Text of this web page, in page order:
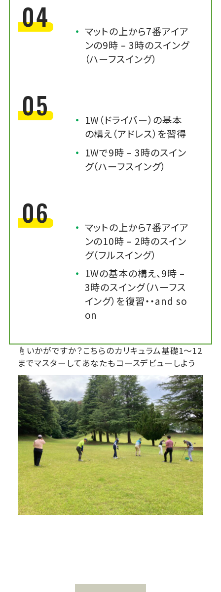
04
マットの上から7番アイア
ンの9時 – 3時のスイング
（ハーフスイング）
05
1W（ドライバー）の基本
の構え（アドレス）を習得
1Wで9時 – 3時のスイン
グ（ハーフスイング）
06
マットの上から7番アイア
ンの10時 – 2時のスイン
グ（フルスイング）
1Wの基本の構え、9時 –
3時のスイング（ハーフス
イング）を復習・・and so
on
☝いかがですか？こちらのカリキュラム基礎1～12
までマスターしてあなたもコースデビューしよう